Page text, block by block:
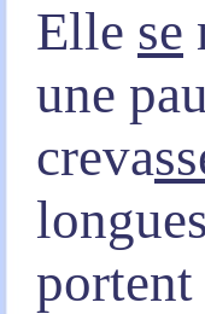
Elle se
une
crevass